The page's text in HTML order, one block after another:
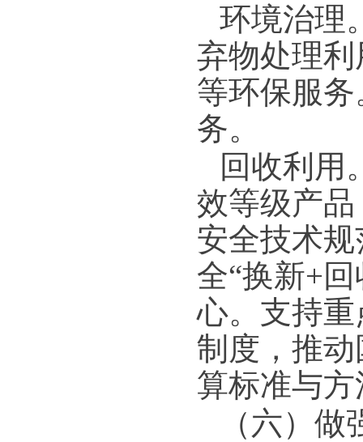
环境治理
弃物处理
等环保服
务。
回收利用
效等级产
安全技术
全“换新+
心。支持
制度，推
算标准与
（六）